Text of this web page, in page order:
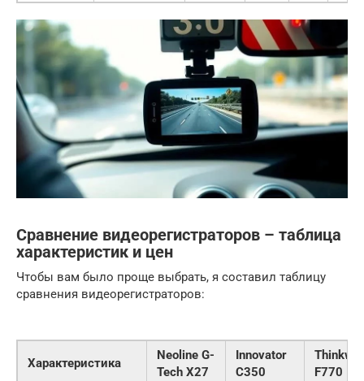
Сравнение видеорегистраторов – таблица
характеристик и цен
Чтобы вам было проще выбрать, я составил таблицу
сравнения видеорегистраторов:
Характеристика
Neoline G-
Tech X27
Innovator
C350
F770